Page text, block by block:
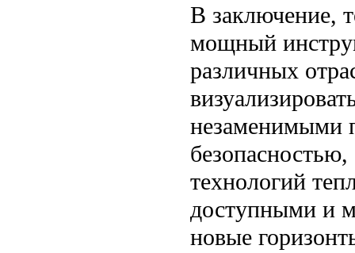
В заключение,
мощный
различных
незаменимыми
технологий
доступными и
новые